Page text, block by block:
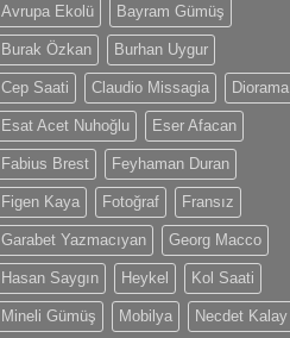
Avrupa Ekolü Bayram Gümüş
Burak Özkan Burhan Uygur
Cep Saati Claudio Missagia Diorama
Esat Acet Nuhoğlu Eser Afacan
Fabius Brest Feyhaman Duran
Figen Kaya Fotoğraf Fransız
Garabet Yazmacıyan Georg Macco
Hasan Saygın Heykel Kol Saati
Mineli Gümüş Mobilya Necdet Kalay